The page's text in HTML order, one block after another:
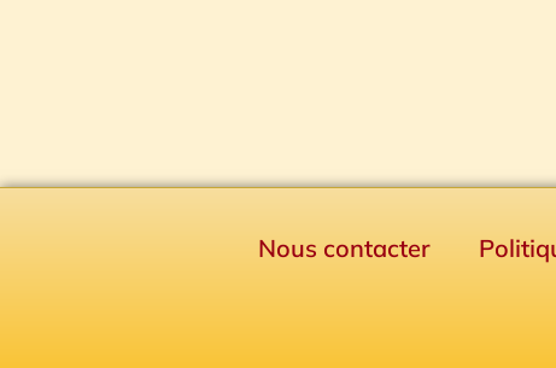
Nous contacter